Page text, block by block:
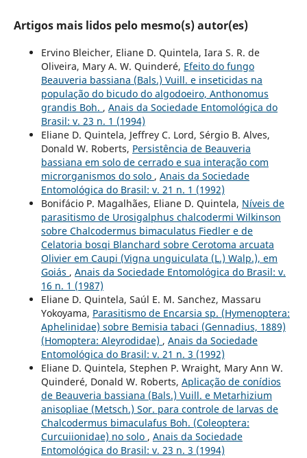
Artigos mais lidos pelo mesmo(s) autor(es)
Ervino Bleicher, Eliane D. Quintela, Iara S. R. de
Oliveira, Mary A. W. Quinderé, Efeito do fungo
Beauveria bassiana (Bals.) Vuill. e inseticidas na
população do bicudo do algodoeiro, Anthonomus
grandis Boh. , Anais da Sociedade Entomológica do
Brasil: v. 23 n. 1 (1994)
Eliane D. Quintela, Jeffrey C. Lord, Sérgio B. Alves,
Donald W. Roberts, Persistência de Beauveria
bassiana em solo de cerrado e sua interação com
microrganismos do solo , Anais da Sociedade
Entomológica do Brasil: v. 21 n. 1 (1992)
Bonifácio P. Magalhães, Eliane D. Quintela, Níveis de
parasitismo de Urosigalphus chalcodermi Wilkinson
sobre Chalcodermus bimaculatus Fiedler e de
Celatoria bosqi Blanchard sobre Cerotoma arcuata
Olivier em Caupi (Vigna unguiculata (L.) Walp.), em
Goiás , Anais da Sociedade Entomológica do Brasil: v.
16 n. 1 (1987)
Eliane D. Quintela, Saúl E. M. Sanchez, Massaru
Yokoyama, Parasitismo de Encarsia sp. (Hymenoptera:
Aphelinidae) sobre Bemisia tabaci (Gennadius, 1889)
(Homoptera: Aleyrodidae) , Anais da Sociedade
Entomológica do Brasil: v. 21 n. 3 (1992)
Eliane D. Quintela, Stephen P. Wraight, Mary Ann W.
Quinderé, Donald W. Roberts, Aplicação de conídios
de Beauveria bassiana (Bals.) Vuill. e Metarhizium
anisopliae (Metsch.) Sor. para controle de larvas de
Chalcodermus bimaculafus Boh. (Coleoptera:
Curcuiionidae) no solo , Anais da Sociedade
Entomológica do Brasil: v. 23 n. 3 (1994)